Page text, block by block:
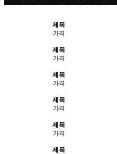
제목
가격
제목
가격
제목
가격
제목
가격
제목
가격
제목